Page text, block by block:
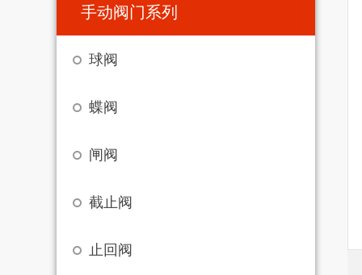
手动阀门系列
球阀
蝶阀
闸阀
截止阀
止回阀